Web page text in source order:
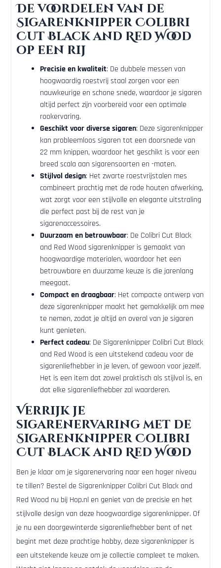
De voordelen van de
Sigarenknipper Colibri
Cut Black and Red Wood
op een rij
Precisie en kwaliteit: De dubbele messen van
hoogwaardig roestvrij staal zorgen voor een
nauwkeurige en schone snede, waardoor je sigaren
altijd perfect zijn voorbereid voor een optimale
rookervaring.
Geschikt voor diverse sigaren: Deze sigarenknipper
kan probleemloos sigaren tot een doorsnede van
22 mm knippen, waardoor het geschikt is voor een
breed scala aan sigarensoorten en -maten.
Stijlvol design: Het zwarte roestvrijstalen mes
combineert prachtig met de rode houten afwerking,
wat zorgt voor een stijlvolle en elegante uitstraling
die perfect past bij de rest van je
sigarenaccessoires.
Duurzaam en betrouwbaar: De Colibri Cut Black
and Red Wood sigarenknipper is gemaakt van
hoogwaardige materialen, waardoor het een
betrouwbare en duurzame keuze is die jarenlang
meegaat.
Compact en draagbaar: Het compacte ontwerp van
deze sigarenknipper maakt het gemakkelijk om mee
te nemen, zodat je altijd en overal van je sigaren
kunt genieten.
Perfect cadeau: De Sigarenknipper Colibri Cut Black
and Red Wood is een uitstekend cadeau voor de
sigarenliefhebber in je leven, of gewoon voor jezelf.
Het is een item dat zowel praktisch als stijlvol is, en
dat elke sigarenliefhebber zal waarderen.
Verrijk je
sigarenervaring met de
Sigarenknipper Colibri
Cut Black and Red Wood
Ben je klaar om je sigarenervaring naar een hoger niveau
te tillen? Bestel de Sigarenknipper Colibri Cut Black and
Red Wood nu bij Hop.nl en geniet van de precisie en het
stijlvolle design van deze hoogwaardige sigarenknipper. Of
je nu een doorgewinterde sigarenliefhebber bent of net
begint met deze prachtige hobby, deze sigarenknipper is
een uitstekende keuze om je collectie compleet te maken.